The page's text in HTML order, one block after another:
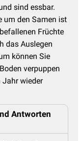
sind essbar.
um den Samen ist
Früchte
das Auslegen
können Sie
verpuppen
Jahr wieder
Antworten